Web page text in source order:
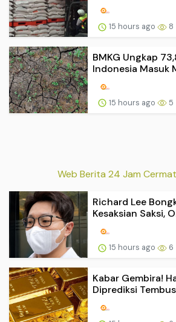
15 hours ago 8
BMKG Ungkap
Indonesia Masuk
15 hours ago 5
Web Berita 24 Jam
Richard Lee
Kesaksian Saksi,
15 hours ago 6
Kabar Gembira!
Diprediksi